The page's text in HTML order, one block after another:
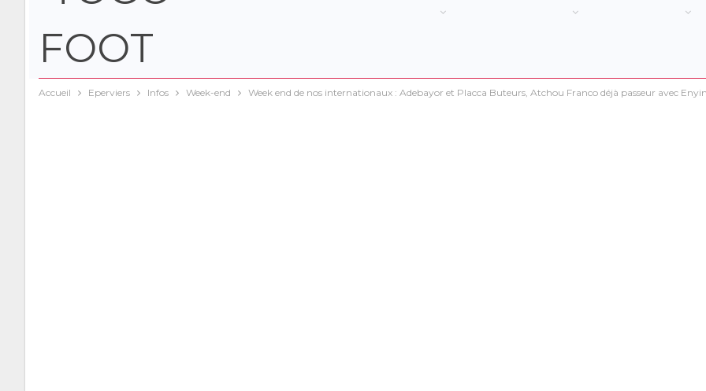
Accueil Eperviers Infos Week-end Week end de nos internationaux : Adebayor et Placca Buteurs, Atchou Franco déjà passeur avec